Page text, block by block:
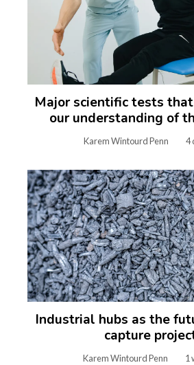
Major scientific tests
our understanding of
Karem Wintourd Penn 4
Industrial hubs as the
capture
Karem Wintourd Penn 1